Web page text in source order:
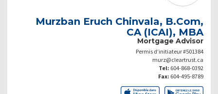
Murzban Eruch Chinvala, B.Com,
CA (ICAI), MBA
Mortgage Advisor
Permis d’initiateur #501384
murz@cleartrust.ca
Tel: 604-868-0392
Fax: 604-495-8789